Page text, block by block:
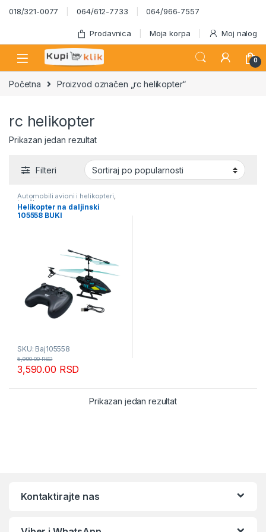
Skip to navigation
Skip to content
018/321-0077 064/612-7733 064/966-7557
Prodavnica Moja korpa Moj nalog
0
Početna Proizvod označen „rc helikopter“
rc helikopter
Prikazan jedan rezultat
Filteri
Automobili avioni i helikopteri,
Igračke
Helikopter na daljinski
105558 BUKI
SKU: Baj105558
3,590.00 RSD
5,990.00RSD
Prikazan jedan rezultat
Kontaktirajte nas